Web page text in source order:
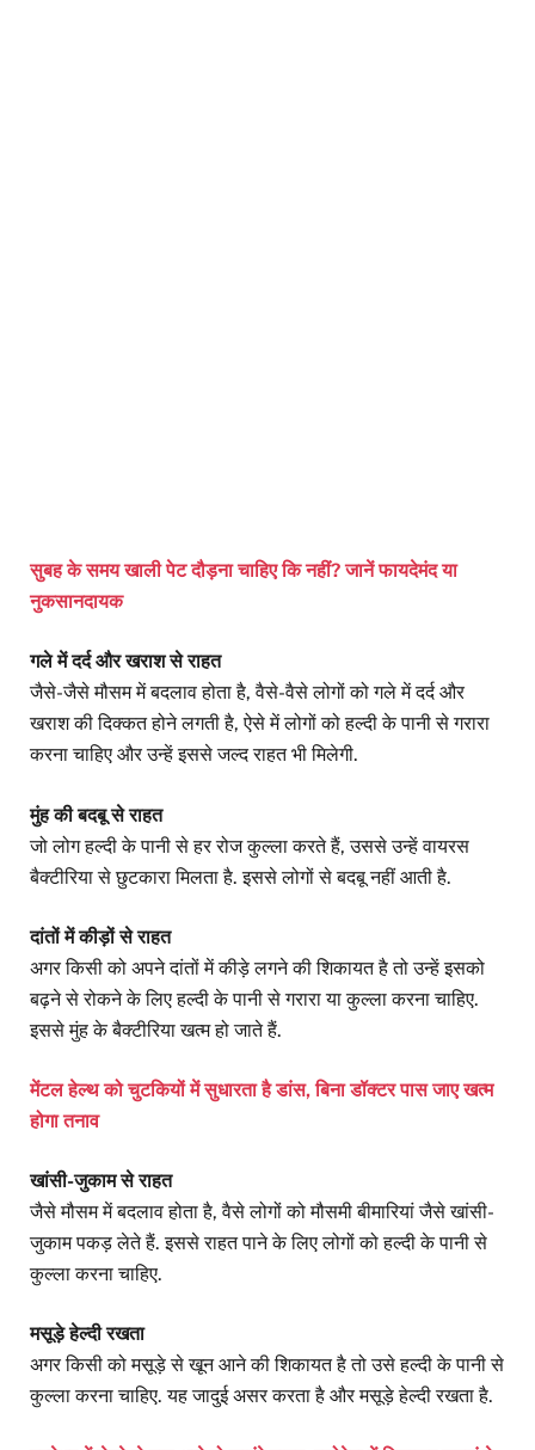
सुबह के समय खाली पेट दौड़ना चाहिए कि नहीं? जानें फायदेमंद या
नुकसानदायक
गले में दर्द और खराश से राहत
जैसे-जैसे मौसम में बदलाव होता है, वैसे-वैसे लोगों को गले में दर्द और
खराश की दिक्कत होने लगती है, ऐसे में लोगों को हल्दी के पानी से गरारा
करना चाहिए और उन्हें इससे जल्द राहत भी मिलेगी.
मुंह की बदबू से राहत
जो लोग हल्दी के पानी से हर रोज कुल्ला करते हैं, उससे उन्हें वायरस
बैक्टीरिया से छुटकारा मिलता है. इससे लोगों से बदबू नहीं आती है.
दांतों में कीड़ों से राहत
अगर किसी को अपने दांतों में कीड़े लगने की शिकायत है तो उन्हें इसको
बढ़ने से रोकने के लिए हल्दी के पानी से गरारा या कुल्ला करना चाहिए.
इससे मुंह के बैक्टीरिया खत्म हो जाते हैं.
मेंटल हेल्थ को चुटकियों में सुधारता है डांस, बिना डॉक्टर पास जाए खत्म
होगा तनाव
खांसी-जुकाम से राहत
जैसे मौसम में बदलाव होता है, वैसे लोगों को मौसमी बीमारियां जैसे खांसी-
जुकाम पकड़ लेते हैं. इससे राहत पाने के लिए लोगों को हल्दी के पानी से
कुल्ला करना चाहिए.
मसूड़े हेल्दी रखता
अगर किसी को मसूड़े से खून आने की शिकायत है तो उसे हल्दी के पानी से
कुल्ला करना चाहिए. यह जादुई असर करता है और मसूड़े हेल्दी रखता है.